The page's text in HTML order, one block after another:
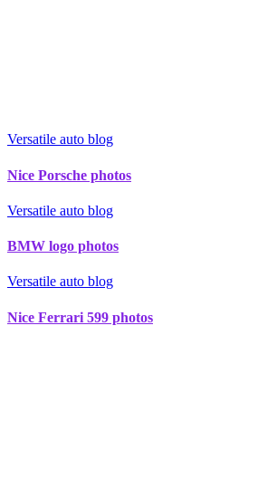
Versatile auto blog
Nice Porsche photos
Versatile auto blog
BMW logo photos
Versatile auto blog
Nice Ferrari 599 photos